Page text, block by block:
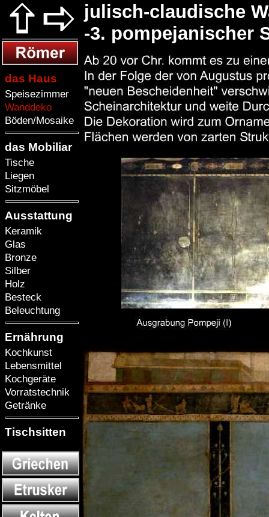
das Haus
Speisezimmer
Wanddeko
Böden/Mosaike
das Mobiliar
Tische
Liegen
Sitzmöbel
Ausstattung
Keramik
Glas
Bronze
Silber
Holz
Besteck
Beleuchtung
Ernährung
Kochkunst
Lebensmittel
Kochgeräte
Vorratstechnik
Getränke
Tischsitten
julisch-claudische
-3. pompejanischer